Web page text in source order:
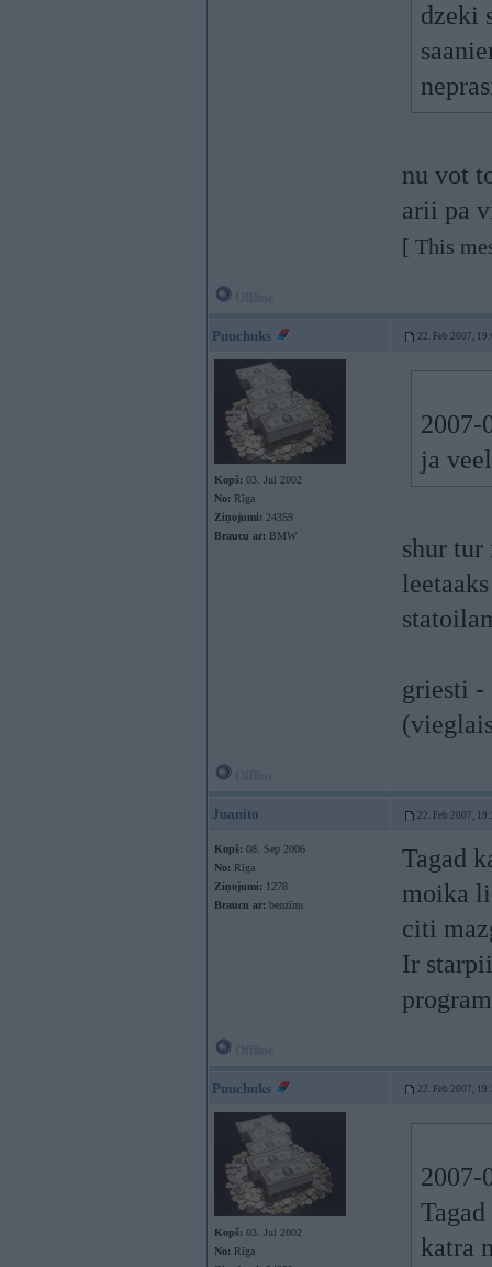
dzeki
nu vot
arii pa
[ This
Puuchuks 22. Feb 2007,
Kopš: 03. Jul 2002
No: Rīga
Ziņojumi: 24359
Braucu ar: BMW
2007-
ja
shur tur
griesti -
Juanito 22. Feb 2007,
Kopš: 08. Sep 2006
No: Rīga
Ziņojumi: 1278
Braucu ar: benzīnu
Tagad
moika
citi
Ir
Puuchuks 22. Feb 2007,
Kopš: 03. Jul 2002
No: Rīga
2007-
katra